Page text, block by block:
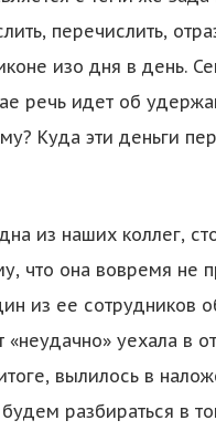
перечислить,
изо дня в день.
речь идет об
Куда эти деньги
из наших коллег,
что она вовремя не
из ее сотрудников
уехала в
вылилось в
разбираться в